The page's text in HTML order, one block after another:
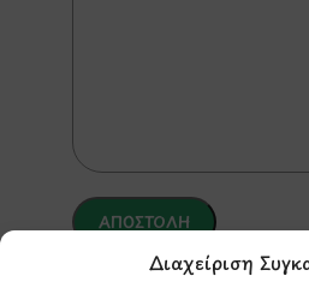
Διαχείριση
*Αυτός ο ιστότοπος